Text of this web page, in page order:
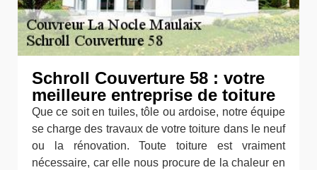
Schroll Couverture 58 : votre
meilleure entreprise de toiture
Que ce soit en tuiles, tôle ou ardoise, notre équipe
se charge des travaux de votre toiture dans le neuf
ou la rénovation. Toute toiture est vraiment
nécessaire, car elle nous procure de la chaleur en